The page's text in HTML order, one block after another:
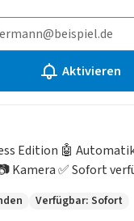
Aktivieren
Edition 🤖
🔥 Sitzheizung 📷 Kamera ✅
Verfügbar: Sofort